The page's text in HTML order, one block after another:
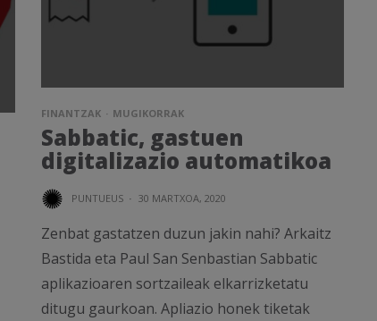
FINANTZAK MUGIKORRAK
Sabbatic, gastuen
digitalizazio automatikoa
PUNTUEUS · 30 MARTXOA, 2020
Zenbat gastatzen duzun jakin nahi? Arkaitz
Bastida eta Paul San Senbastian Sabbatic
aplikazioaren sortzaileak elkarrizketatu
ditugu gaurkoan. Apliazio honek tiketak